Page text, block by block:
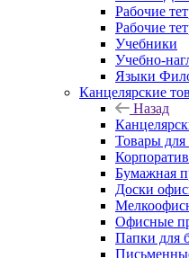
Рабочие
Рабочие
Учебники
Учебно-
Языки
Канцелярские
Назад
Товары
Бумажная
Доски
Офисные
Папки для